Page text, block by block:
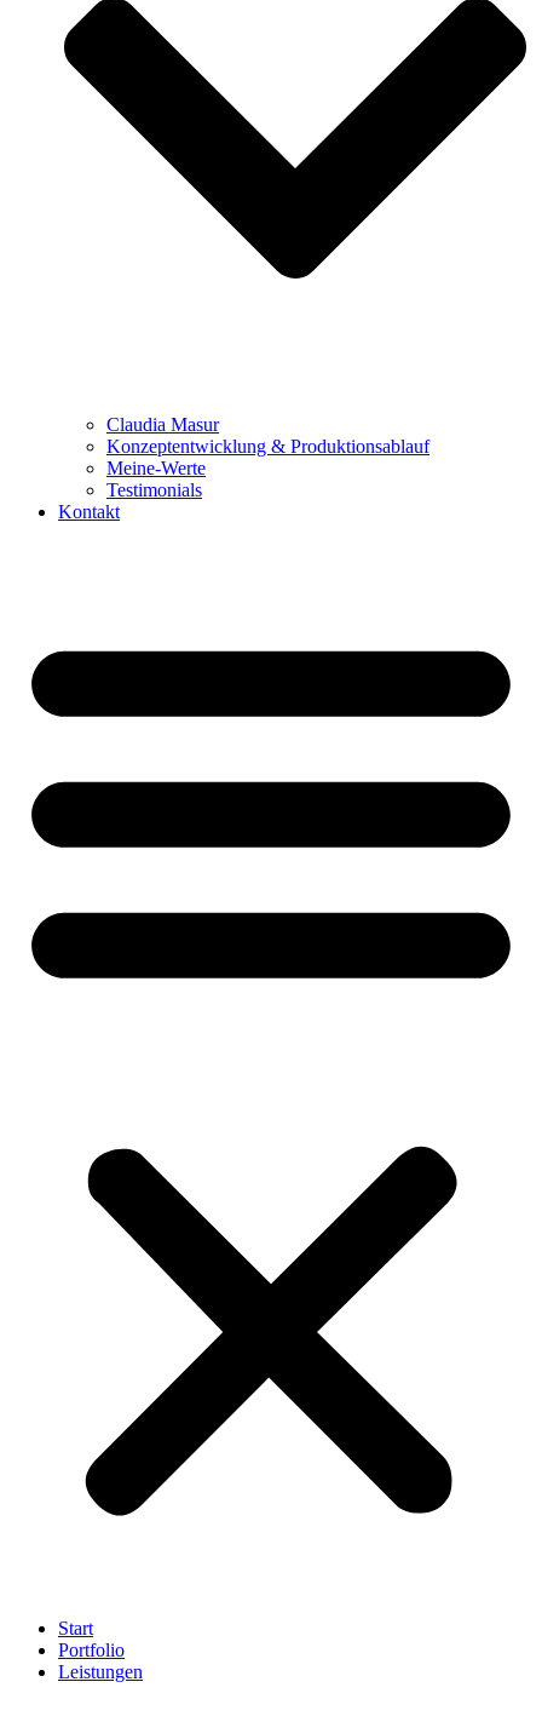
Claudia Masur
Konzeptentwicklung & Produktionsablauf
Meine-Werte
Testimonials
Kontakt
Start
Portfolio
Leistungen